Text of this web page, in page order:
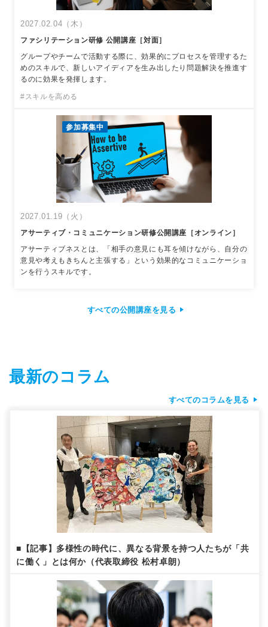
2027.02.04（木）
ファシリテーション研修 公開講座［対面］
グループやチームで活動する際に、効果的にプロセスを管理するた
めのスキルで、新しいアイディアを生み出したり問題解決を推進す
るのに効果を発揮します。
#スキルを高める
参加募集中
2027.01.19（火）
アサーティブ・コミュニケーション研修公開講座［オンライン］
アサーティブネスとは、「相手の意見にも耳を傾けながら、自分の
意見や考えもきちんと主張する」という効果的なコミュニケーショ
ンを行うスキルです。
すべての公開講座を見る
最新のコラム
すべてのコラムを見る
■【記事】多様性の時代に、異なる背景を持つ人たちが「共
に働く」とは何か（代表取締役 松村卓朗）